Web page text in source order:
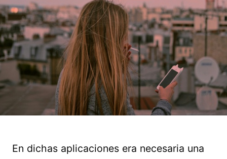
En dichas aplicaciones era necesaria una